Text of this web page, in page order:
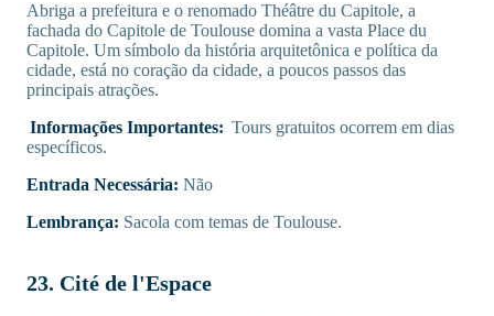
Abriga a prefeitura e o renomado Théâtre du Capitole, a
fachada do Capitole de Toulouse domina a vasta Place du
Capitole. Um símbolo da história arquitetônica e política da
cidade, está no coração da cidade, a poucos passos das
principais atrações.
Informações Importantes: Tours gratuitos ocorrem em dias
específicos.
Entrada Necessária: Não
Lembrança: Sacola com temas de Toulouse.
23. Cité de l'Espace